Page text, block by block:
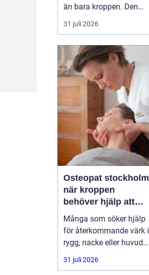
än bara kroppen. Den
kan störa sömnen, göra
det svårt att koncentrera
sådant som arbete,
träning och vardagliga
sysslor. M...
31 juli 2026
Osteopat stockholm
när kroppen
behöver hjälp att
hitta balans
Många som söker hjälp
för återkommande värk i
rygg, nacke eller huvud
har redan provat både
träning, vila och
31 juli 2026